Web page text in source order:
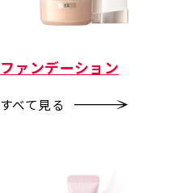
ファンデーション
すべて見る